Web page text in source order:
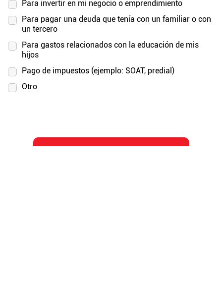
Para invertir en mi negocio o emprendimiento
Para pagar una deuda que tenía con un familiar o con
un tercero
Para gastos relacionados con la educación de mis
hijos
Pago de impuestos (ejemplo: SOAT, predial)
Otro